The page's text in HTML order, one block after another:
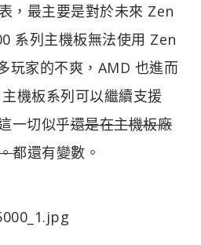
，最主要是對於未來 Zen
系列主機板無法使用 Zen
玩家的不爽，AMD 也進而
機板系列可以繼續支援
一切似乎還是在主機板廠
都還有變數。